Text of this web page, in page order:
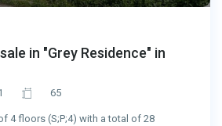
in "Grey Residence" in
65
4 floors (S;P;4) with a total of 28